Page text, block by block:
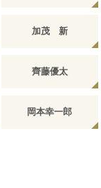
加茂 新
齊藤優太
岡本幸一郎